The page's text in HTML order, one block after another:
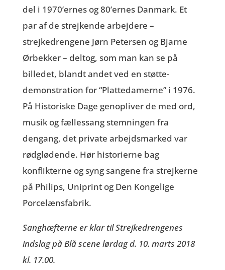
del i 1970’ernes og 80’ernes Danmark. Et
par af de strejkende arbejdere –
strejkedrengene Jørn Petersen og Bjarne
Ørbekker – deltog, som man kan se på
billedet, blandt andet ved en støtte-
demonstration for “Plattedamerne” i 1976.
På Historiske Dage genopliver de med ord,
musik og fællessang stemningen fra
dengang, det private arbejdsmarked var
rødglødende. Hør historierne bag
konflikterne og syng sangene fra strejkerne
på Philips, Uniprint og Den Kongelige
Porcelænsfabrik.
Sanghæfterne er klar til Strejkedrengenes
indslag på Blå scene lørdag d. 10. marts 2018
kl. 17.00.